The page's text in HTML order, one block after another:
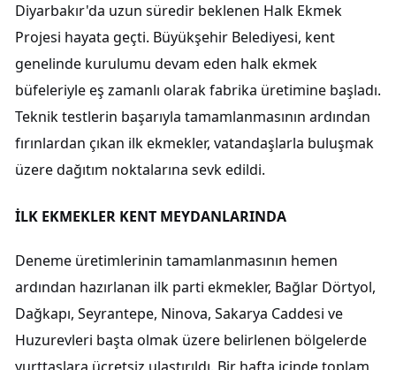
Diyarbakır'da uzun süredir beklenen Halk Ekmek
Projesi hayata geçti. Büyükşehir Belediyesi, kent
genelinde kurulumu devam eden halk ekmek
büfeleriyle eş zamanlı olarak fabrika üretimine başladı.
Teknik testlerin başarıyla tamamlanmasının ardından
fırınlardan çıkan ilk ekmekler, vatandaşlarla buluşmak
üzere dağıtım noktalarına sevk edildi.
İLK EKMEKLER KENT MEYDANLARINDA
Deneme üretimlerinin tamamlanmasının hemen
ardından hazırlanan ilk parti ekmekler, Bağlar Dörtyol,
Dağkapı, Seyrantepe, Ninova, Sakarya Caddesi ve
Huzurevleri başta olmak üzere belirlenen bölgelerde